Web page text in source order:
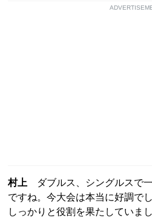
村上 ダブルス、シングルスで
ですね。今大会は本当に好調で
しっかりと役割を果たしていま